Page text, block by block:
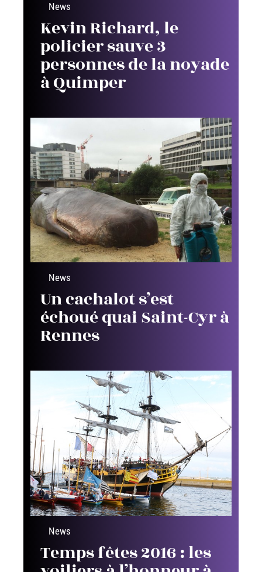
News
Kevin Richard, le
policier sauve 3
personnes de la noyade
à Quimper
News
Un cachalot s’est
échoué quai Saint-Cyr à
Rennes
News
Temps fêtes 2016 : les